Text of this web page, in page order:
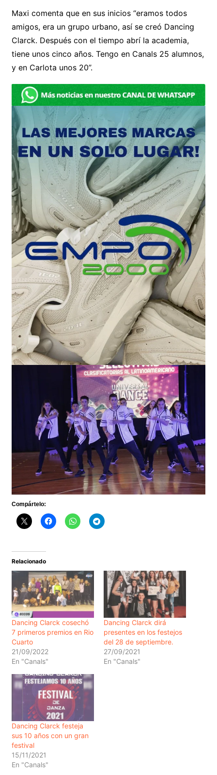
Maxi comenta que en sus inicios “eramos todos
amigos, era un grupo urbano, así se creó Dancing
Clarck. Después con el tiempo abrí la academia,
tiene unos cinco años. Tengo en Canals 25 alumnos,
y en Carlota unos 20”.
Compártelo:
Relacionado
Dancing Clarck cosechó
7 primeros premios en Rio
Cuarto
21/09/2022
En "Canals"
Dancing Clarck dirá
presentes en los festejos
del 28 de septiembre.
27/09/2021
En "Canals"
Dancing Clarck festeja
sus 10 años con un gran
festival
15/11/2021
En "Canals"